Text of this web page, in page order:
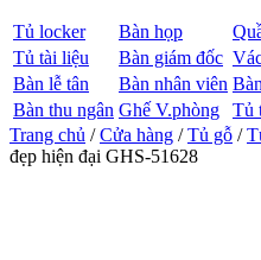
Tủ locker Bàn họp
Tủ tài liệu
Bàn giám đốc
Bàn lễ tân
Bàn nhân viên
Bàn thu ngân Ghế V.phòng Tủ
Trang chủ /Cửa hàng /Tủ gỗ /
đẹp hiện đại GHS-51628